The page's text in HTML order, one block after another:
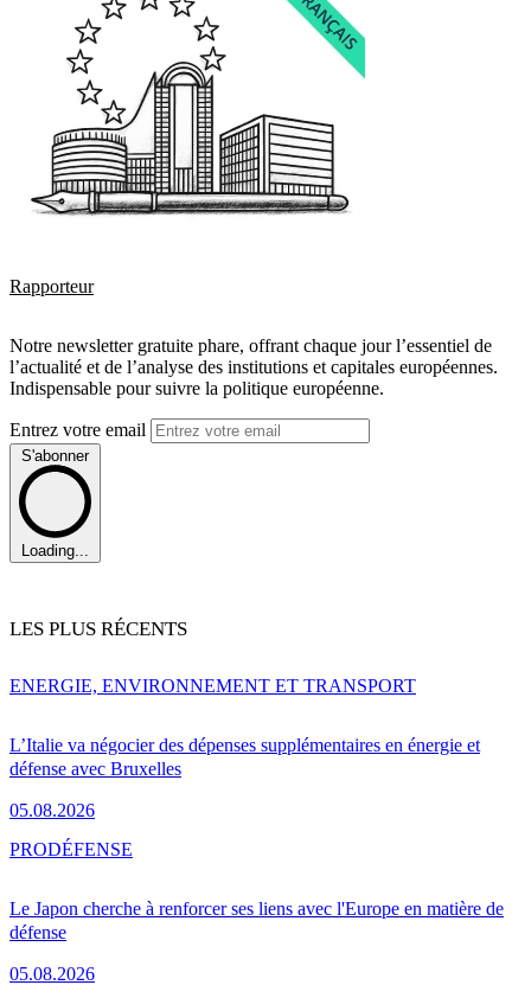
Rapporteur
Notre newsletter gratuite phare, offrant chaque jour l’essentiel de
l’actualité et de l’analyse des institutions et capitales européennes.
Indispensable pour suivre la politique européenne.
Entrez votre email
S'abonner
Loading...
LES PLUS RÉCENTS
L’Italie va négocier des dépenses supplémentaires en énergie et
défense avec Bruxelles
05.08.2026
ENERGIE, ENVIRONNEMENT ET TRANSPORT
Le Japon cherche à renforcer ses liens avec l'Europe en matière de
défense
05.08.2026
PRODÉFENSE